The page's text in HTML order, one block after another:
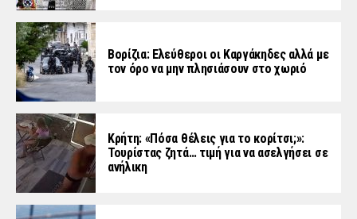
Βορίζια: Ελεύθεροι οι Καργάκηδες αλλά με
τον όρο να μην πλησιάσουν στο χωριό
Κρήτη: «Πόσα θέλεις για το κορίτσι;»:
Τουρίστας ζητά… τιμή για να ασελγήσει σε
ανήλικη